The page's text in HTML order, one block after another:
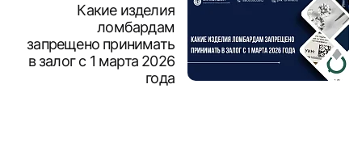
Какие изделия
ломбардам
запрещено принимать
в залог с 1 марта 2026
года